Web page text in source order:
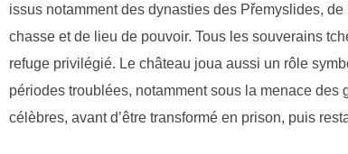
issus notamment des dynasties des Přemyslides,
chasse et de lieu de pouvoir. Tous les souverains
refuge privilégié. Le château joua aussi un rôle
périodes troublées, notamment sous la menace
célèbres, avant d’être transformé en prison, puis